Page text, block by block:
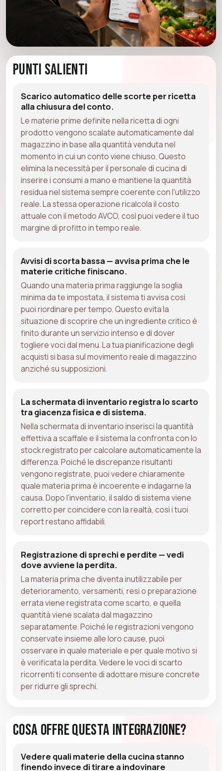
Punti Salienti
Scarico automatico delle scorte per ricetta
alla chiusura del conto.
Le materie prime definite nella ricetta di ogni
prodotto vengono scalate automaticamente dal
magazzino in base alla quantità venduta nel
momento in cui un conto viene chiuso. Questo
elimina la necessità per il personale di cucina di
inserire i consumi a mano e mantiene la quantità
residua nel sistema sempre coerente con l'utilizzo
reale. La stessa operazione ricalcola il costo
attuale con il metodo AVCO, così puoi vedere il tuo
margine di profitto in tempo reale.
Avvisi di scorta bassa — avvisa prima che le
materie critiche finiscano.
Quando una materia prima raggiunge la soglia
minima da te impostata, il sistema ti avvisa così
puoi riordinare per tempo. Questo evita la
situazione di scoprire che un ingrediente critico è
finito durante un servizio intenso e di dover
togliere voci dal menu. La tua pianificazione degli
acquisti si basa sul movimento reale di magazzino
anziché su supposizioni.
La schermata di inventario registra lo scarto
tra giacenza fisica e di sistema.
Nella schermata di inventario inserisci la quantità
effettiva a scaffale e il sistema la confronta con lo
stock registrato per calcolare automaticamente la
differenza. Poiché le discrepanze risultanti
vengono registrate, puoi vedere chiaramente
quale materia prima è incoerente e indagarne la
causa. Dopo l'inventario, il saldo di sistema viene
corretto per coincidere con la realtà, così i tuoi
report restano affidabili.
Registrazione di sprechi e perdite — vedi
dove avviene la perdita.
La materia prima che diventa inutilizzabile per
deterioramento, versamenti, resi o preparazione
errata viene registrata come scarto, e quella
quantità viene scalata dal magazzino
separatamente. Poiché le registrazioni vengono
conservate insieme alle loro cause, puoi
osservare in quale materiale e per quale motivo si
è verificata la perdita. Vedere le voci di scarto
ricorrenti ti consente di adottare misure concrete
per ridurre gli sprechi.
Cosa Offre Questa Integrazione?
Vedere quali materie della cucina stanno
finendo invece di tirare a indovinare